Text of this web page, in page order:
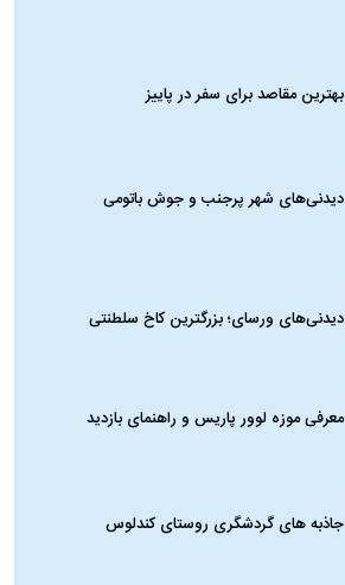
بهترین مقاصد برای سفر در پاییز
دیدنی‌های شهر پرجنب و جوش باتومی
دیدنی‌های ورسای؛ بزرگترین کاخ سلطنتی
معرفی موزه لوور پاریس و راهنمای بازدید
جاذبه های گردشگری روستای کندلوس